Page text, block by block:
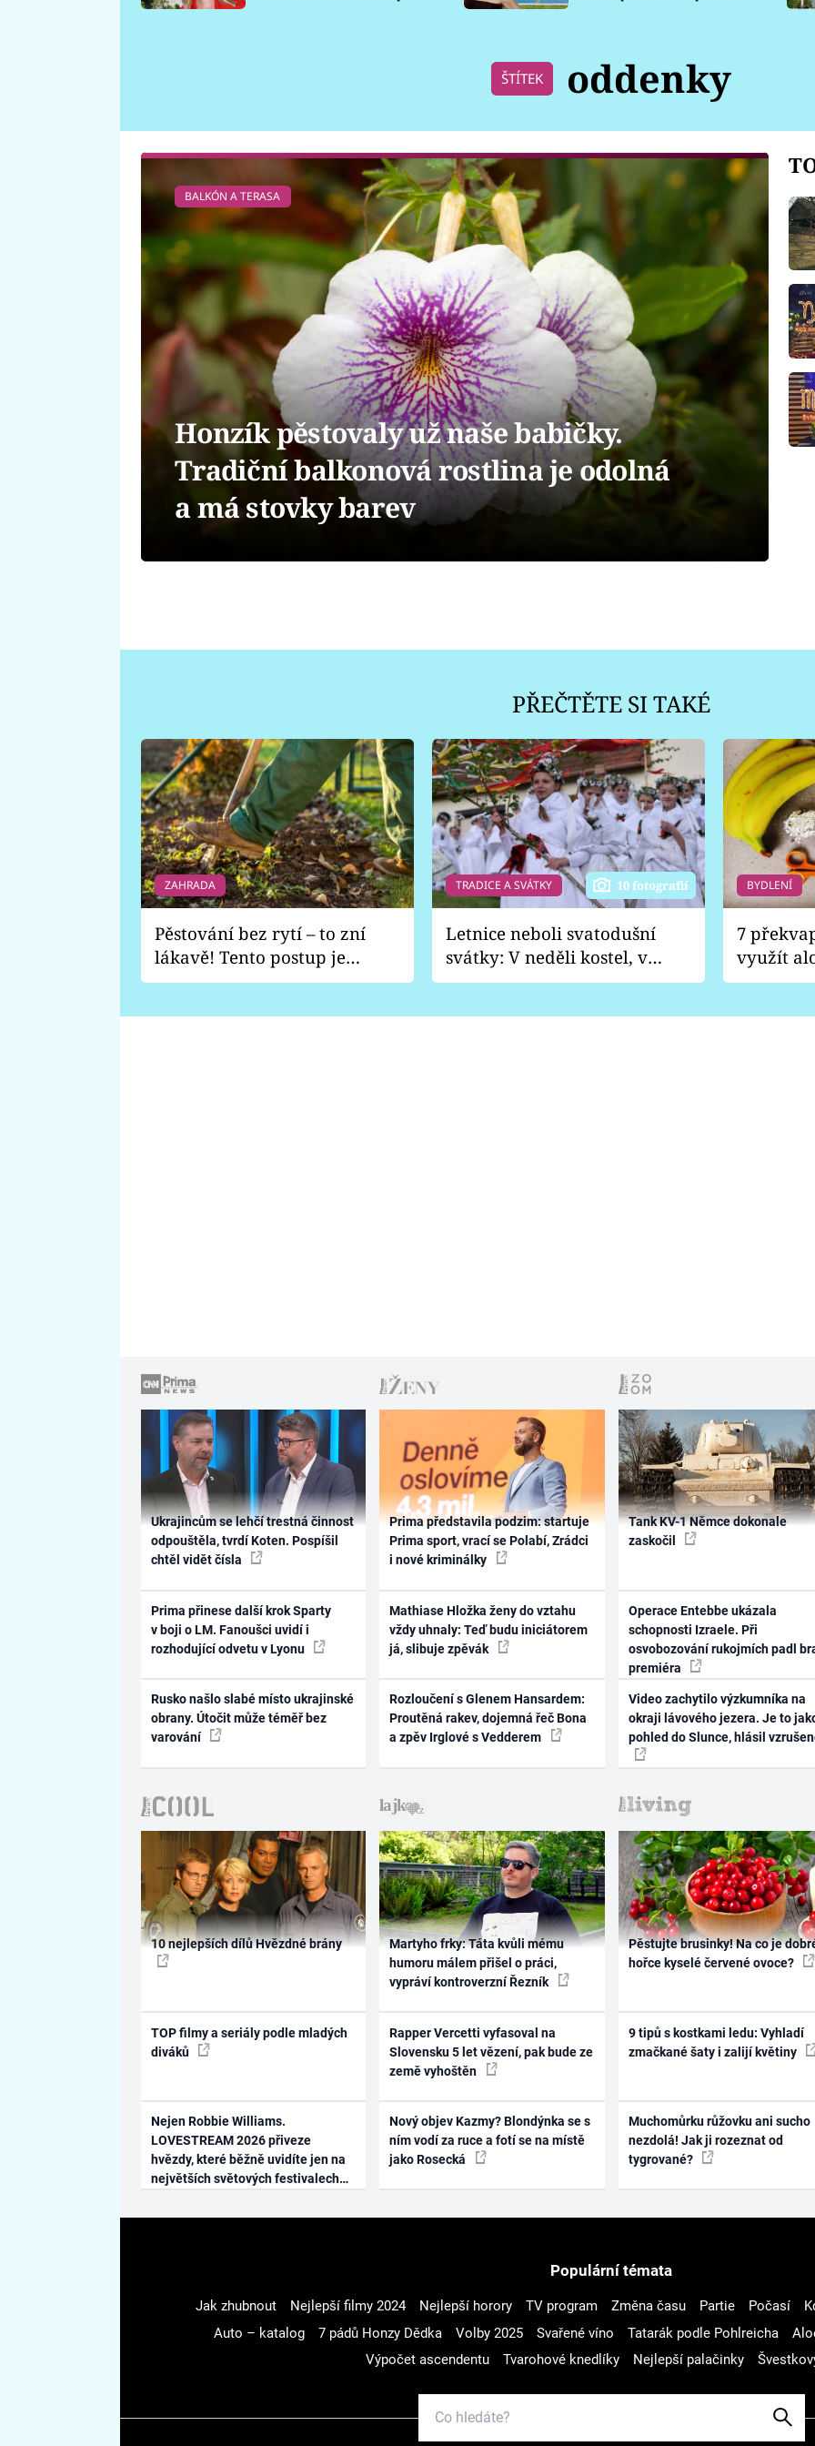
ŠTÍTEK oddenky
BALKÓN A TERASA
Honzík pěstovaly už naše babičky.
Tradiční balkonová rostlina je odolná
a má stovky barev
PŘEČTĚTE SI TAKÉ
ZAHRADA
Pěstování bez rytí – to zní
lákavě! Tento postup je
vhodný jen pro některé
TRADICE A SVÁTKY 10 fotografií
Letnice neboli svatodušní
svátky: V neděli kostel, v
pondělí zábava
BYDLENÍ
7
využít
Ukrajincům se lehčí trestná činnost
odpouštěla, tvrdí Koten. Pospíšil
chtěl vidět čísla
Prima přinese další krok Sparty
v boji o LM. Fanoušci uvidí i
rozhodující odvetu v Lyonu
Rusko našlo slabé místo ukrajinské
obrany. Útočit může téměř bez
varování
Prima představila podzim: startuje
Prima sport, vrací se Polabí, Zrádci
i nové kriminálky
Mathiase Hložka ženy do vztahu
vždy uhnaly: Teď budu iniciátorem
já, slibuje zpěvák
Rozloučení s Glenem Hansardem:
Proutěná rakev, dojemná řeč Bona
a zpěv Irglové s Vedderem
Tank KV-1 Němce dokonale
zaskočil
Operace Entebbe ukázala
schopnosti Izraele. Při
osvobozování rukojmích padl
premiéra
Video zachytilo výzkumníka na
okraji lávového jezera. Je to
pohled do Slunce, hlásil
10 nejlepších dílů Hvězdné brány
TOP filmy a seriály podle mladých
diváků
Nejen Robbie Williams.
LOVESTREAM 2026 přiveze
hvězdy, které běžně uvidíte jen na
největších světových festivalech
Martyho frky: Táta kvůli mému
humoru málem přišel o práci,
vypráví kontroverzní Řezník
Rapper Vercetti vyfasoval na
Slovensku 5 let vězení, pak bude ze
země vyhoštěn
Nový objev Kazmy? Blondýnka se s
ním vodí za ruce a fotí se na místě
jako Rosecká
Pěstujte brusinky! Na co je
hořce kyselé červené ovoce?
9 tipů s kostkami ledu: Vyhladí
zmačkané šaty i zalijí květiny
Muchomůrku růžovku ani sucho
nezdolá! Jak ji rozeznat od
tygrované?
Populární témata
Jak zhubnout Nejlepší filmy 2024 Nejlepší horory TV program Změna času Partie Počasí
Auto – katalog
7 pádů Honzy Dědka Volby 2025 Svařené víno Tatarák podle Pohlreicha
Výpočet ascendentu
Tvarohové knedlíky Nejlepší palačinky